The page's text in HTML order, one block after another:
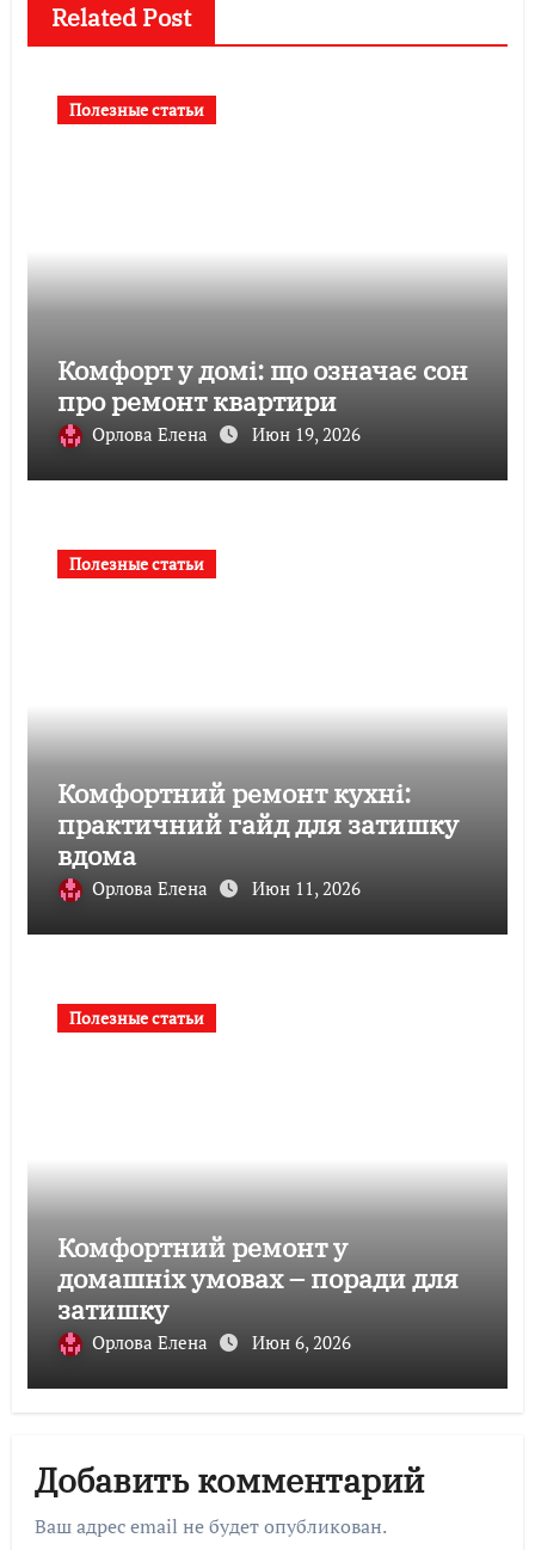
Related Post
Полезные статьи
Комфорт у домі: що означає сон
про ремонт квартири
Орлова Елена Июн 19, 2026
Полезные статьи
Комфортний ремонт кухні:
практичний гайд для затишку
вдома
Орлова Елена Июн 11, 2026
Полезные статьи
Комфортний ремонт у
домашніх умовах – поради для
затишку
Орлова Елена Июн 6, 2026
Добавить комментарий
Ваш адрес email не будет опубликован.